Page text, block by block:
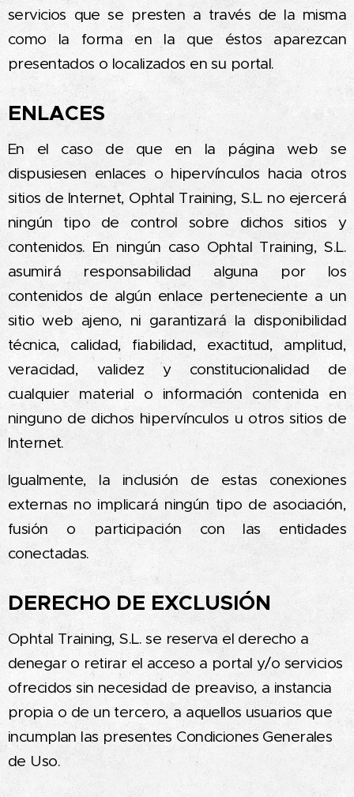
servicios que se presten a través de la misma
como la forma en la que éstos aparezcan
presentados o localizados en su portal.
ENLACES
En el caso de que en la página web se
dispusiesen enlaces o hipervínculos hacia otros
sitios de Internet, Ophtal Training, S.L. no ejercerá
ningún tipo de control sobre dichos sitios y
contenidos. En ningún caso Ophtal Training, S.L.
asumirá responsabilidad alguna por los
contenidos de algún enlace perteneciente a un
sitio web ajeno, ni garantizará la disponibilidad
técnica, calidad, fiabilidad, exactitud, amplitud,
veracidad, validez y constitucionalidad de
cualquier material o información contenida en
ninguno de dichos hipervínculos u otros sitios de
Internet.
Igualmente, la inclusión de estas conexiones
externas no implicará ningún tipo de asociación,
fusión o participación con las entidades
conectadas.
DERECHO DE EXCLUSIÓN
Ophtal Training, S.L. se reserva el derecho a
denegar o retirar el acceso a portal y/o servicios
ofrecidos sin necesidad de preaviso, a instancia
propia o de un tercero, a aquellos usuarios que
incumplan las presentes Condiciones Generales
de Uso.